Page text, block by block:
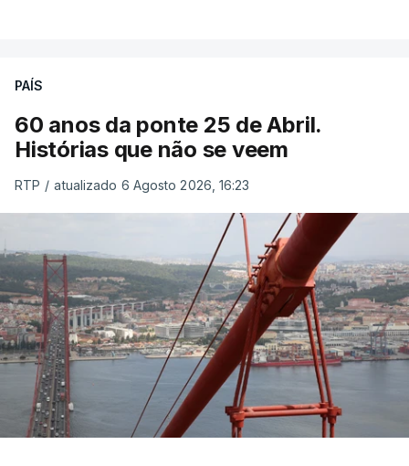
PAÍS
60 anos da ponte 25 de Abril.
Histórias que não se veem
RTP / atualizado 6 Agosto 2026, 16:23